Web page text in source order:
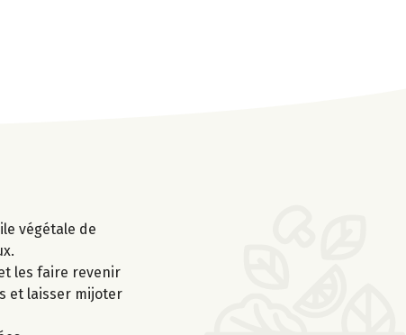
végétale de
les faire revenir
et laisser mijoter